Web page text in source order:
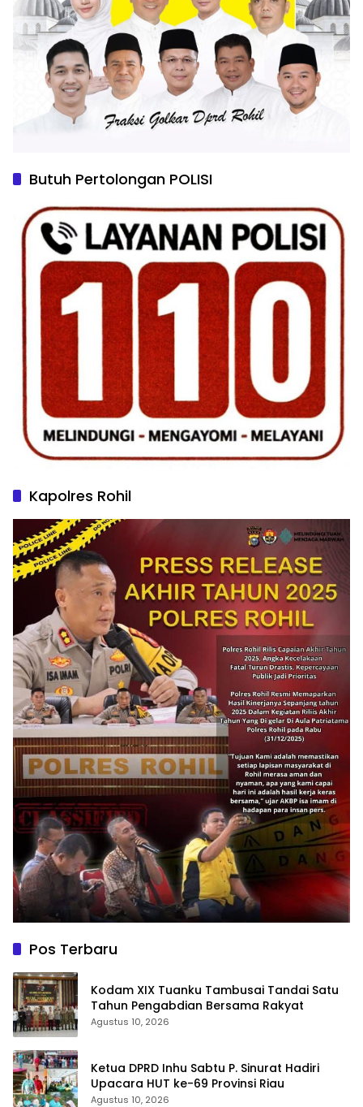
Butuh Pertolongan POLISI
Kapolres Rohil
Pos Terbaru
Kodam XIX Tuanku Tambusai Tandai Satu
Tahun Pengabdian Bersama Rakyat
Agustus 10, 2026
Ketua DPRD Inhu Sabtu P. Sinurat Hadiri
Upacara HUT ke-69 Provinsi Riau
Agustus 10, 2026